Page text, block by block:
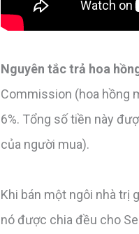
Nguyên tắc trả hoa
Commission (hoa hồng
6%. Tổng số tiền này
của người mua).
Khi bán một ngôi nhà trị
nó được chia đều cho